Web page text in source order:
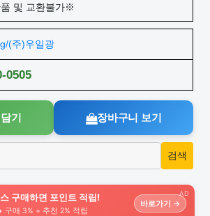
및 교환불가※
(주)우일광
0505
기 장바구니 보기
AD
구매하면 포인트 적립!
구매 3% + 추천 2% 적립
바로가기 →